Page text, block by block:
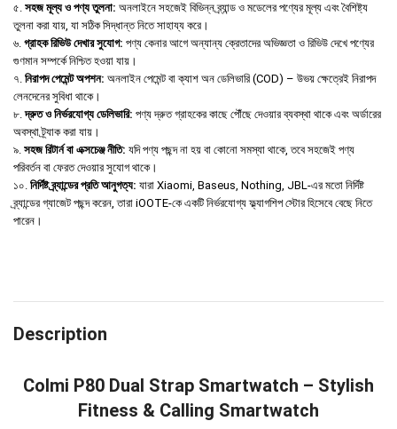
৫. সহজ মূল্য ও পণ্য তুলনা: অনলাইনে সহজেই বিভিন্ন ব্র্যান্ড ও মডেলের পণ্যের মূল্য এবং বৈশিষ্ট্য
তুলনা করা যায়, যা সঠিক সিদ্ধান্ত নিতে সাহায্য করে।
৬. গ্রাহক রিভিউ দেখার সুযোগ: পণ্য কেনার আগে অন্যান্য ক্রেতাদের অভিজ্ঞতা ও রিভিউ দেখে পণ্যের
গুণমান সম্পর্কে নিশ্চিত হওয়া যায়।
৭. নিরাপদ পেমেন্ট অপশন: অনলাইন পেমেন্ট বা ক্যাশ অন ডেলিভারি (COD) – উভয় ক্ষেত্রেই নিরাপদ
লেনদেনের সুবিধা থাকে।
৮.দ্রুত ও নির্ভরযোগ্য ডেলিভারি: পণ্য দ্রুত গ্রাহকের কাছে পৌঁছে দেওয়ার ব্যবস্থা থাকে এবং অর্ডারের
অবস্থা ট্র্যাক করা যায়।
৯. সহজ রিটার্ন বা এক্সচেঞ্জ নীতি: যদি পণ্য পছন্দ না হয় বা কোনো সমস্যা থাকে, তবে সহজেই পণ্য
পরিবর্তন বা ফেরত দেওয়ার সুযোগ থাকে।
১০. নির্দিষ্ট ব্র্যান্ডের প্রতি আনুগত্য: যারা Xiaomi, Baseus, Nothing, JBL-এর মতো নির্দিষ্ট
ব্র্যান্ডের গ্যাজেট পছন্দ করেন, তারা iOOTE-কে একটি নির্ভরযোগ্য ফ্ল্যাগশিপ স্টোর হিসেবে বেছে নিতে
পারেন।
Description
Colmi P80 Dual Strap Smartwatch – Stylish
Fitness & Calling Smartwatch